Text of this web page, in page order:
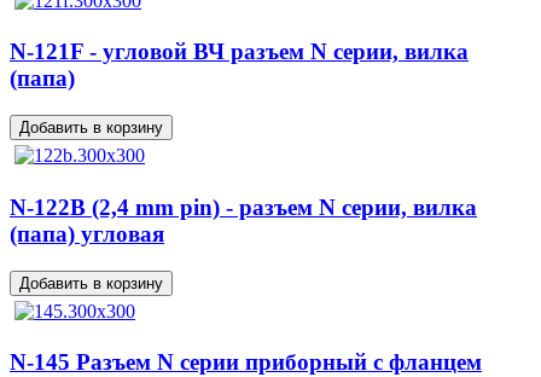
N-121F - угловой ВЧ разъем N серии, вилка
(папа)
N-122B (2,4 mm pin) - разъем N серии, вилка
(папа) угловая
N-145 Разъем N серии приборный с фланцем